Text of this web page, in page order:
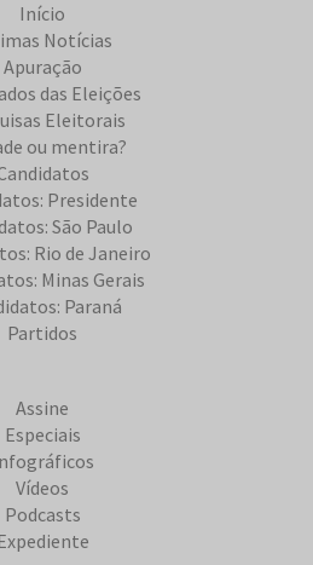
Início
Notícias
Apuração
das Eleições
Eleitorais
ou mentira?
Presidente
São Paulo
Rio de Janeiro
Minas Gerais
Paraná
Partidos
Assine
Especiais
Vídeos
Podcasts